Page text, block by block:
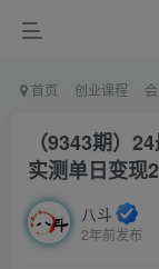
首页 创业课程
（9343期）
实测单日变现
八斗
2年前发布